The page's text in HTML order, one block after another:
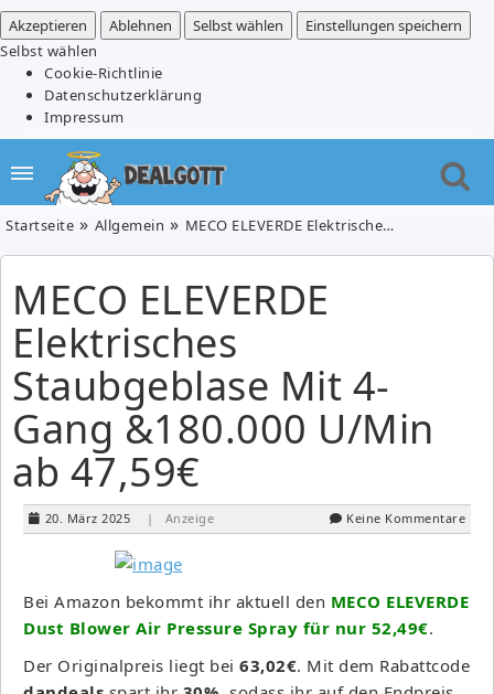
Akzeptieren
Ablehnen Selbst wählen
Einstellungen speichern
Selbst wählen
Cookie-Richtlinie
Datenschutzerklärung
Impressum
Startseite Allgemein MECO ELEVERDE Elektrisches Staubgeblase Mit 4-Gang &180.000 U/Min ab 47,59€
MECO ELEVERDE
Elektrisches
Staubgeblase Mit 4-
Gang &180.000 U/Min
ab 47,59€
20. März 2025 | Anzeige Keine Kommentare
Bei Amazon bekommt ihr aktuell den MECO ELEVERDE
Dust Blower Air Pressure Spray für nur 52,49€.
Der Originalpreis liegt bei 63,02€. Mit dem Rabattcode